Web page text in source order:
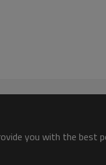
you with the best